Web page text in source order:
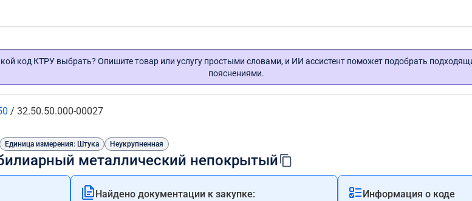
код КТРУ выбрать? Опишите товар или услугу простыми словами, и ИИ ассистент поможет подобрать
пояснениями.
/ 32.50.50.000-00027
Единица измерения: Штука Неукрупненная
металлический непокрытый
Найдено документации к закупке: Информация о коде